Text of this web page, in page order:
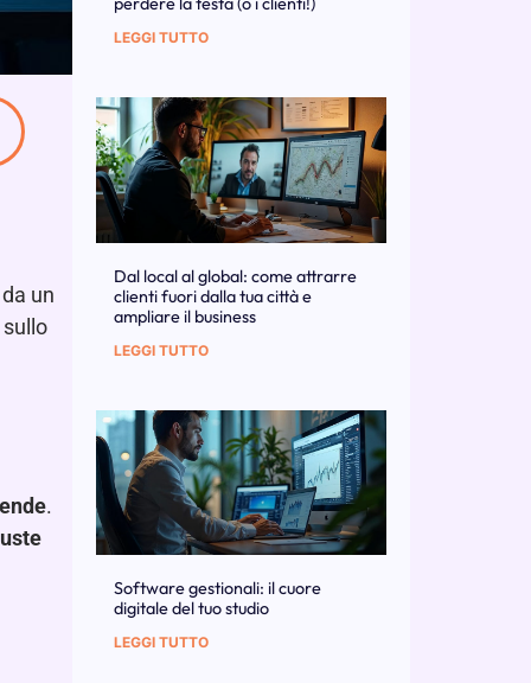
un
.
LEGGI TUTTO
Dal local al global: come attrarre
clienti fuori dalla tua città e
ampliare il business
LEGGI TUTTO
Software gestionali: il cuore
digitale del tuo studio
LEGGI TUTTO